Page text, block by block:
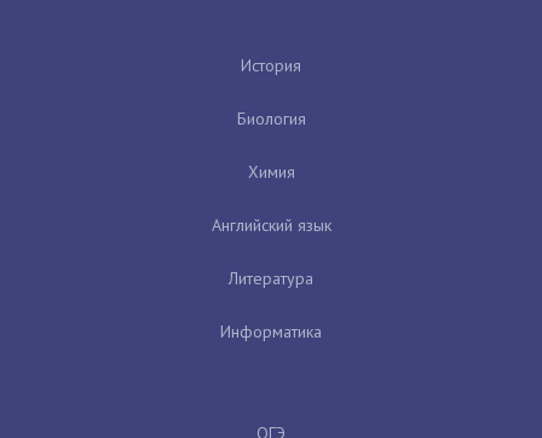
История
Биология
Химия
Английский язык
Литература
Информатика
ОГЭ